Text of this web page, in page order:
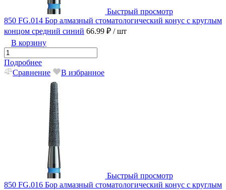
Быстрый просмотр
850 FG.014 Бор алмазный стоматологический конус с круглым
концом средний синий 66.99 ₽ / шт
В корзину
Подробнее
Сравнение
В избранное
Быстрый просмотр
850 FG.016 Бор алмазный стоматологический конус с круглым